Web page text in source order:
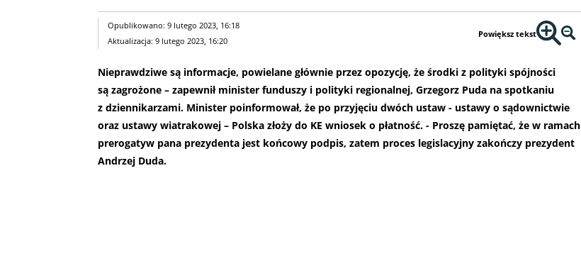
Opublikowano: 9 lutego 2023, 16:18
Aktualizacja: 9 lutego 2023, 16:20
Powiększ tekst
Nieprawdziwe są informacje, powielane głównie przez opozycję, że środki z polityki spójności
są zagrożone – zapewnił minister funduszy i polityki regionalnej, Grzegorz Puda na spotkaniu
z dziennikarzami. Minister poinformował, że po przyjęciu dwóch ustaw - ustawy o sądownictwie
oraz ustawy wiatrakowej – Polska złoży do KE wniosek o płatność. - Proszę pamiętać, że w ramach
prerogatyw pana prezydenta jest końcowy podpis, zatem proces legislacyjny zakończy prezydent
Andrzej Duda.